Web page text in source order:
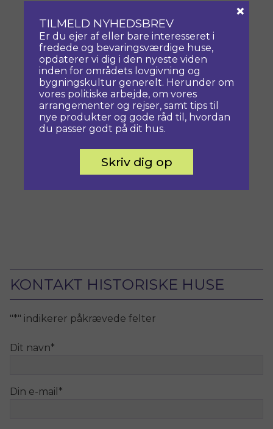
KONTAKT HISTORISKE HUSE
"*" indikerer påkrævede felter
Dit navn*
Din e-mail *
TILMELD NYHEDSBREV
Er du ejer af eller bare interesseret i
fredede og bevaringsværdige huse,
opdaterer vi dig i den nyeste viden
inden for områdets lovgivning og
bygningskultur generelt. Herunder om
vores politiske arbejde, om vores
arrangementer og rejser, samt tips til
nye produkter og gode råd til, hvordan
du passer godt på dit hus.
Skriv dig op
×